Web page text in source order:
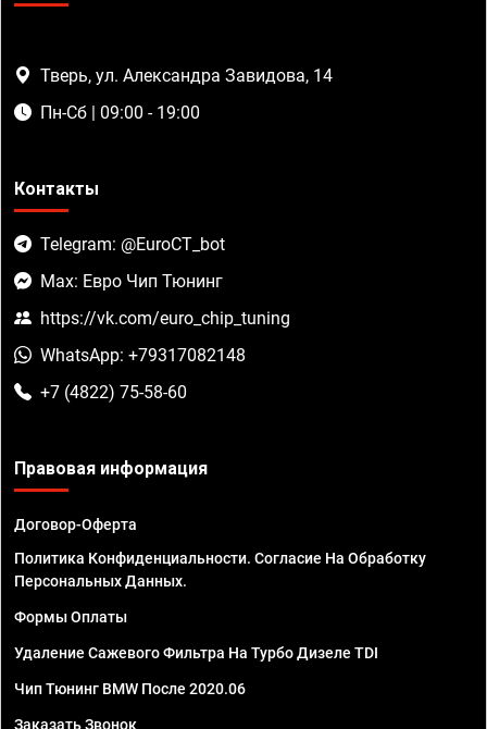
Тверь, ул. Александра Завидова, 14
Пн-Сб | 09:00 - 19:00
Контакты
Telegram: @EuroCT_bot
Max: Евро Чип Тюнинг
https://vk.com/euro_chip_tuning
WhatsApp: +79317082148
+7 (4822) 75-58-60
Правовая информация
Договор-Оферта
Политика Конфиденциальности. Согласие На Обработку
Персональных Данных.
Формы Оплаты
Удаление Сажевого Фильтра На Турбо Дизеле TDI
Чип Тюнинг BMW После 2020.06
Заказать Звонок